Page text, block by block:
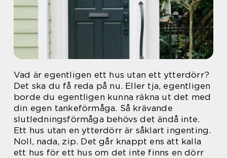
Vad är egentligen ett hus utan ett ytterdörr?
Det ska du få reda på nu. Eller tja, egentligen
borde du egentligen kunna räkna ut det med
din egen tankeförmåga. Så krävande
slutledningsförmåga behövs det ändå inte.
Ett hus utan en ytterdörr är såklart ingenting.
Noll, nada, zip. Det går knappt ens att kalla
ett hus för ett hus om det inte finns en dörr